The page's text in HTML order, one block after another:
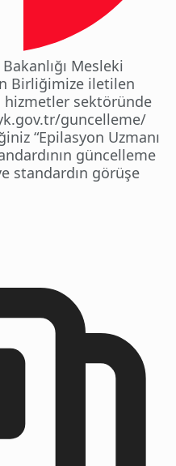
Mesleki
Birliğimize iletilen
hizmetler sektöründe
guncelleme/
“Epilasyon Uzmanı
güncelleme
standardın görüşe